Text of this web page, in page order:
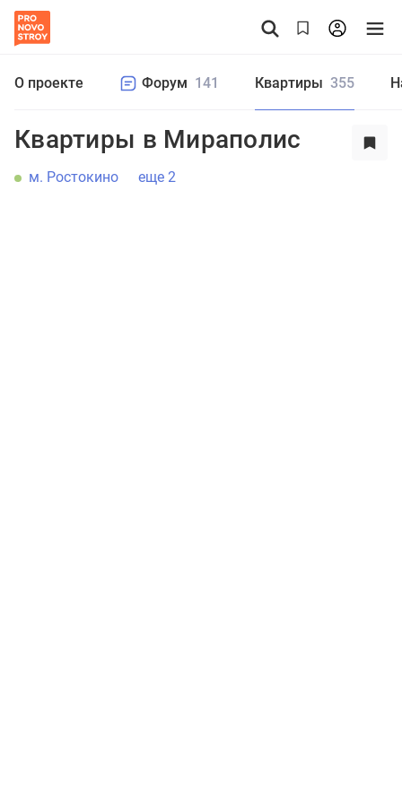
О проекте Форум 141 Квартиры 355
Квартиры в Мираполис
м. Ростокино еще 2